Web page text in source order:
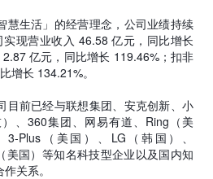
慧生活」的经营理念，公司业绩持续
现营业收入 46.58 亿元，同比增长
亿元，同比增长 119.46%；扣非
增长 134.21%。
目前已经与联想集团、安克创新、小
、360集团、网易有道、Ring（美
Plus（美国）、LG（韩国）、
美国）等知名科技型企业以及国内知
关系。